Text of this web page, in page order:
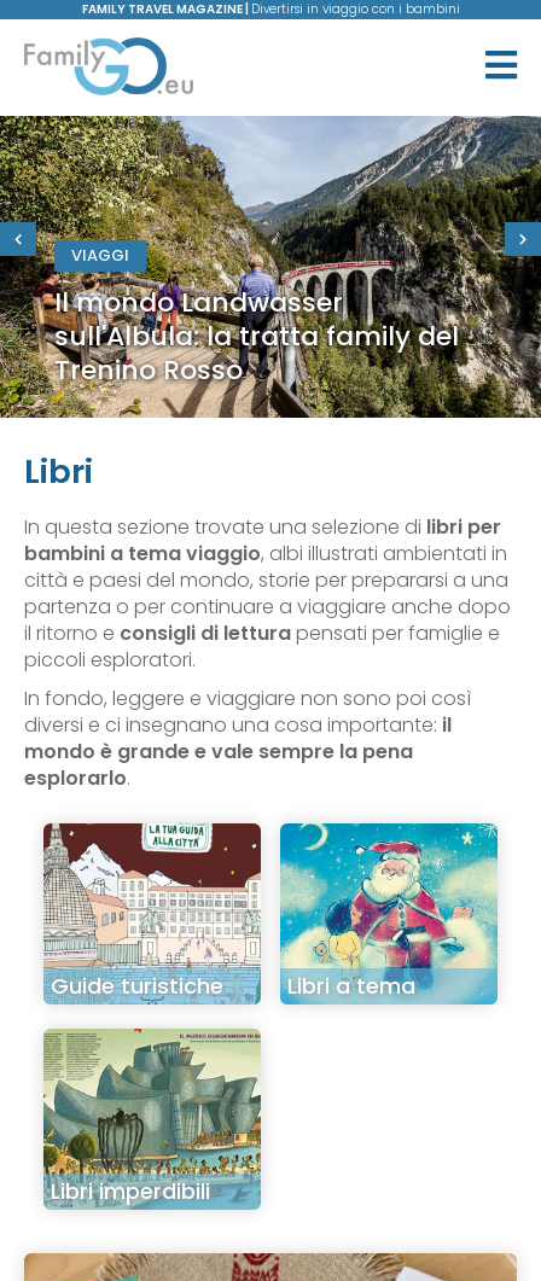
FAMILY TRAVEL MAGAZINE | Divertirsi in viaggio con i bambini
VIAGGI
Il mondo Landwasser
sull'Albula: la tratta family del
Trenino Rosso
Libri
In questa sezione trovate una selezione di libri per
bambini a tema viaggio, albi illustrati ambientati in
città e paesi del mondo, storie per prepararsi a una
partenza o per continuare a viaggiare anche dopo
il ritorno e consigli di letturapensati per famiglie e
piccoli esploratori.
In fondo, leggere e viaggiare non sono poi così
diversi e ci insegnano una cosa importante: il
mondo è grande e vale sempre la pena
esplorarlo.
Guide turistiche Libri a tema
Libri imperdibili